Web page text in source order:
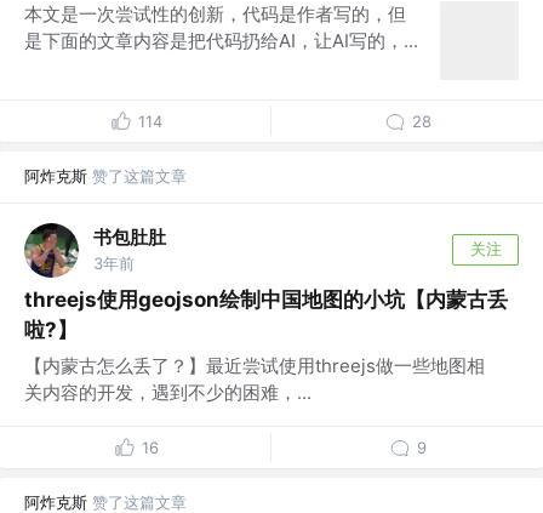
本文是一次尝试性的创新，代码是作者写的，但
是下面的文章内容是把代码扔给AI，让AI写的，...
114 28
阿炸克斯 赞了这篇文章
书包肚肚
3年前
关注
threejs使用geojson绘制中国地图的小坑【内蒙古丢
啦?】
【内蒙古怎么丢了？】最近尝试使用threejs做一些地图相
关内容的开发，遇到不少的困难，...
16 9
阿炸克斯 赞了这篇文章